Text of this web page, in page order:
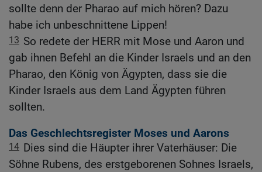
sollte denn der Pharao auf mich hören? Dazu
habe ich unbeschnittene Lippen!
13 So redete der HERR mit Mose und Aaron und
gab ihnen Befehl an die Kinder Israels und an den
Pharao, den König von Ägypten, dass sie die
Kinder Israels aus dem Land Ägypten führen
sollten.
Das Geschlechtsregister Moses und Aarons
14 Dies sind die Häupter ihrer Vaterhäuser: Die
Söhne Rubens, des erstgeborenen Sohnes Israels,